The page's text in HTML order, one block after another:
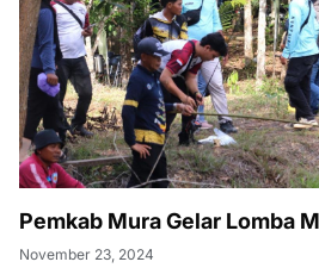
Pemkab Mura Gelar Lomba
November 23, 2024